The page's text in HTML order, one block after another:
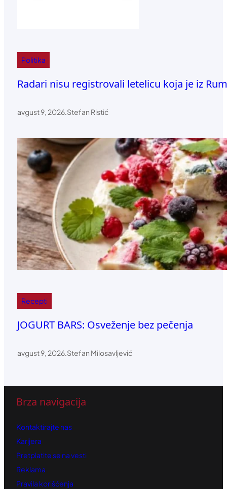
Politika
Radari nisu registrovali letelicu koja je iz
avgust 9, 2026.Stefan Ristić
Recepti
JOGURT BARS: Osveženje bez pečenja
avgust 9, 2026.Stefan Milosavljević
Brza navigacija
Kontaktirajte nas
Karijera
Pretplatite se na vesti
Reklama
Pravila korišćenja